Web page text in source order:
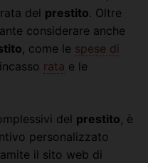
del prestito. Oltre
considerare anche
, come le spese di
rata e le
del prestito, è
personalizzato
il sito web di